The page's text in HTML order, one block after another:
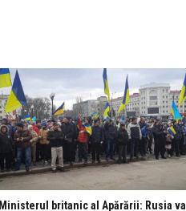
Ministerul britanic al Apărării: Rusia va